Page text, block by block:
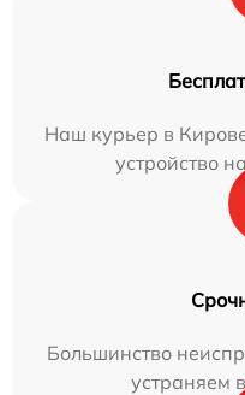
Наш курьер в
устройство
Большинство
устраняем